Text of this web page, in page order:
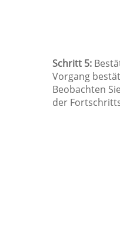
Schritt 5:
Vorgang
Beobachten
der